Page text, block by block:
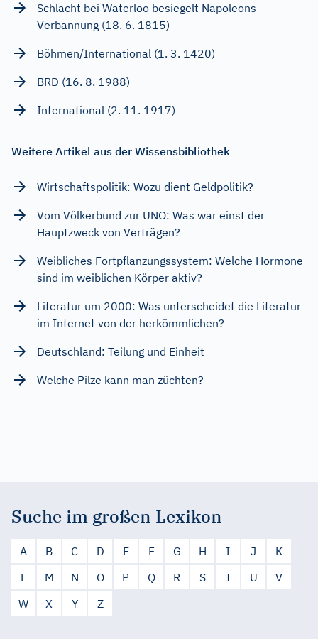
Schlacht bei Waterloo besiegelt Napoleons
Verbannung (18. 6. 1815)
Böhmen/International (1. 3. 1420)
BRD (16. 8. 1988)
International (2. 11. 1917)
Weitere Artikel aus der Wissensbibliothek
Wirtschaftspolitik: Wozu dient Geldpolitik?
Vom Völkerbund zur UNO: Was war einst der
Hauptzweck von Verträgen?
Weibliches Fortpflanzungssystem: Welche Hormone
sind im weiblichen Körper aktiv?
Literatur um 2000: Was unterscheidet die Literatur
im Internet von der herkömmlichen?
Deutschland: Teilung und Einheit
Welche Pilze kann man züchten?
Suche im großen Lexikon
A B C D E F G H I J
K
L
M N O P Q R S T U
V
W
X Y Z